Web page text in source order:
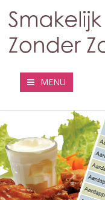
MENU